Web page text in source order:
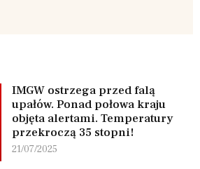
IMGW ostrzega przed falą
upałów. Ponad połowa kraju
objęta alertami. Temperatury
przekroczą 35 stopni!
21/07/2025